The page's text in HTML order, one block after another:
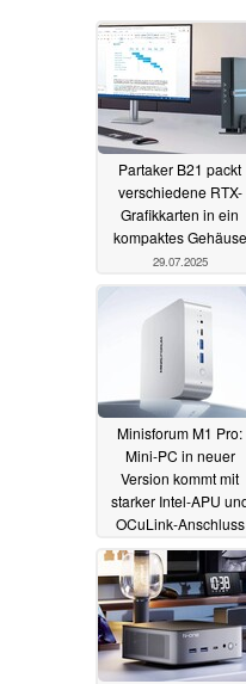
Partaker B21 packt
verschiedene RTX-
Grafikkarten in ein
kompaktes Gehäuse
29.07.2025
Minisforum M1 Pro:
Mini-PC in neuer
Version kommt mit
starker Intel-APU
OCuLink-Anschluss
26.07.2025